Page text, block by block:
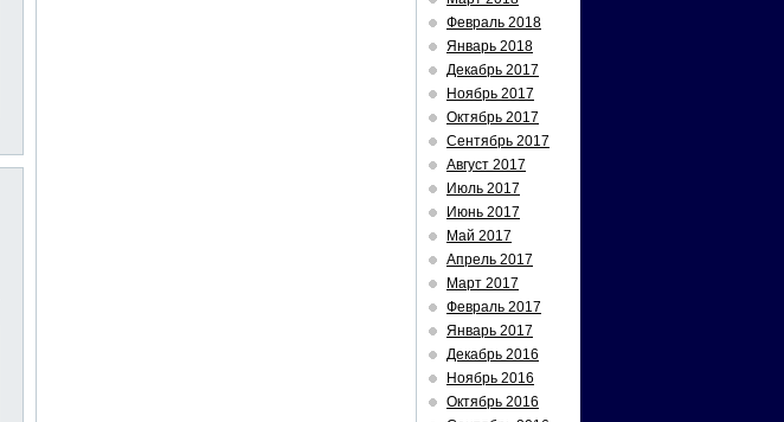
Февраль 2018
Январь 2018
Декабрь 2017
Ноябрь 2017
Октябрь 2017
Сентябрь 2017
Август 2017
Июль 2017
Июнь 2017
Май 2017
Апрель 2017
Март 2017
Февраль 2017
Январь 2017
Декабрь 2016
Ноябрь 2016
Октябрь 2016